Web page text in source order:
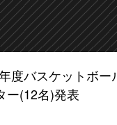
度バスケットボ
ー(12名)発表